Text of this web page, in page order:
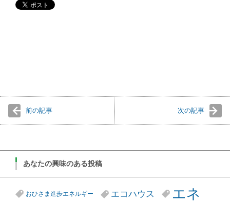
前の記事 次の記事
あなたの興味のある投稿
おひさま進歩エネルギー エコハウス
エネ